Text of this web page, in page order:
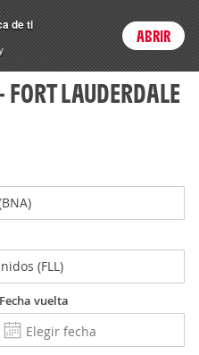
Login
LAUDERDALE
Fecha vuelta
de ti
ABRIR